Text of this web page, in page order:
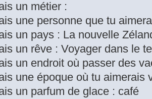
un métier :
une personne que tu
un pays : La nouvelle
un rêve : Voyager dans le
un endroit où passer des
une époque où tu aimerais
un parfum de glace : café